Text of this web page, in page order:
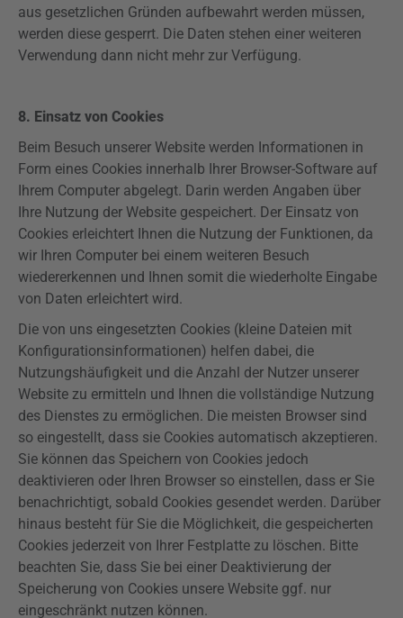
aus gesetzlichen Gründen aufbewahrt werden müssen,
werden diese gesperrt. Die Daten stehen einer weiteren
Verwendung dann nicht mehr zur Verfügung.
8. Einsatz von Cookies
Beim Besuch unserer Website werden Informationen in
Form eines Cookies innerhalb Ihrer Browser-Software auf
Ihrem Computer abgelegt. Darin werden Angaben über
Ihre Nutzung der Website gespeichert. Der Einsatz von
Cookies erleichtert Ihnen die Nutzung der Funktionen, da
wir Ihren Computer bei einem weiteren Besuch
wiedererkennen und Ihnen somit die wiederholte Eingabe
von Daten erleichtert wird.
Die von uns eingesetzten Cookies (kleine Dateien mit
Konfigurationsinformationen) helfen dabei, die
Nutzungshäufigkeit und die Anzahl der Nutzer unserer
Website zu ermitteln und Ihnen die vollständige Nutzung
des Dienstes zu ermöglichen. Die meisten Browser sind
so eingestellt, dass sie Cookies automatisch akzeptieren.
Sie können das Speichern von Cookies jedoch
deaktivieren oder Ihren Browser so einstellen, dass er Sie
benachrichtigt, sobald Cookies gesendet werden. Darüber
hinaus besteht für Sie die Möglichkeit, die gespeicherten
Cookies jederzeit von Ihrer Festplatte zu löschen. Bitte
beachten Sie, dass Sie bei einer Deaktivierung der
Speicherung von Cookies unsere Website ggf. nur
eingeschränkt nutzen können.